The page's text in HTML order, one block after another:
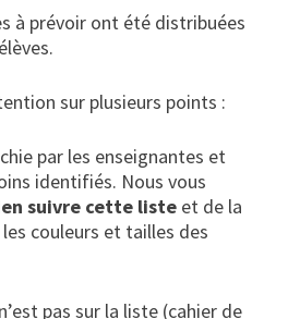
à prévoir ont été distribuées
sur plusieurs points :
par les enseignantes et
identifiés. Nous vous
suivre cette listeet de la
couleurs et tailles des
pas sur la liste (cahier de